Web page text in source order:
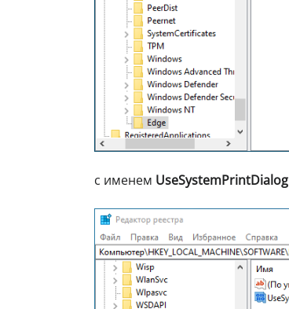
с именем UseSystemPrintDialog